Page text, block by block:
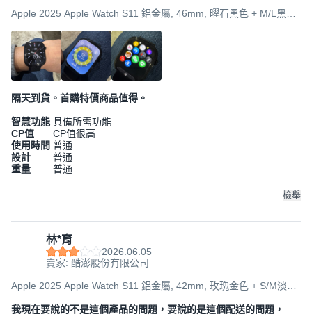
Apple 2025 Apple Watch S11 鋁金屬, 46mm, 曜石黑色 + M/L黑色
隔天到貨。首購特價商品值得。
智慧功能 具備所需功能
CP值
CP值很高
使用時間 普通
設計
普通
重量
普通
檢舉
林*育
2026.06.05
賣家: 酷澎股份有限公司
Apple 2025 Apple Watch S11 鋁金屬, 42mm, 玫瑰金色 + S/M淡胭
我現在要說的不是這個產品的問題，要說的是這個配送的問題，